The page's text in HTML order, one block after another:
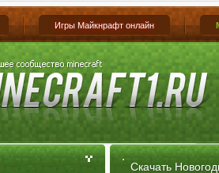
Игры Майкнрафт онлайн
Скачать